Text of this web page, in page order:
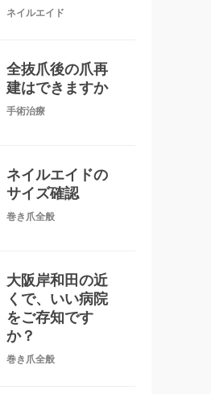
ネイルエイド
全抜爪後の爪再
建はできますか
手術治療
ネイルエイドの
サイズ確認
巻き爪全般
大阪岸和田の近
くで、いい病院
をご存知です
か？
巻き爪全般